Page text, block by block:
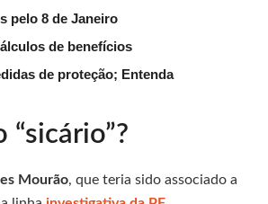
pelo 8 de Janeiro
de benefícios
de proteção; Entenda
Mourão, que teria sido associado a